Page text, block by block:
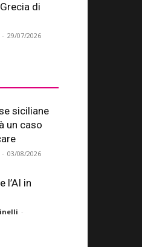
di
- 29/07/2026
siciliane
un caso
- 03/08/2026
l’AI in
-